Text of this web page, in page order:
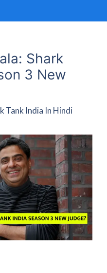
Shark
3 New
Tank India In Hindi